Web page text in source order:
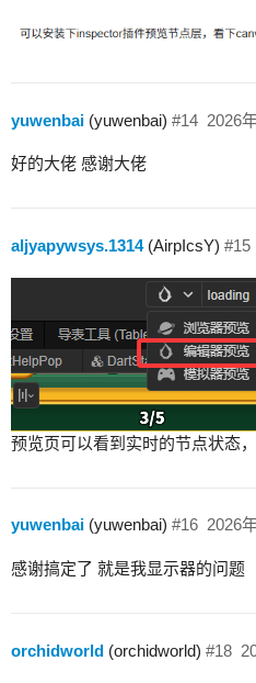
yuwenbai (yuwenbai) 2026
#14
好的大佬 感谢大佬
aljyapywsys.1314(AirpIcsY) #15
预览页可以看到实时的节点状态
yuwenbai (yuwenbai) 2026
#16
感谢搞定了 就是我显示器的问题
orchidworld (orchidworld) #18